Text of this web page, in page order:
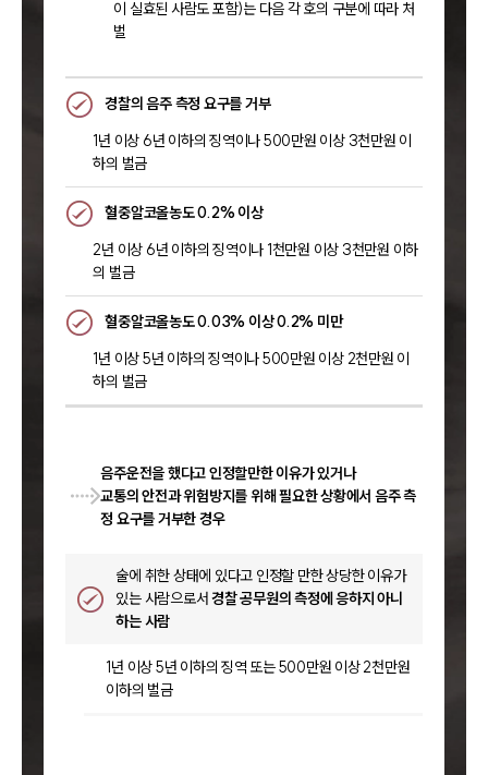
이 실효된 사람도 포함)는 다음 각 호의 구분에 따라 처
벌
경찰의 음주 측정 요구를 거부
1년 이상 6년 이하의 징역이나 500만원 이상 3천만원 이
하의 벌금
혈중알코올농도 0.2% 이상
2년 이상 6년 이하의 징역이나 1천만원 이상 3천만원 이하
의 벌금
혈중알코올농도 0.03% 이상 0.2% 미만
1년 이상 5년 이하의 징역이나 500만원 이상 2천만원 이
하의 벌금
음주운전을 했다고 인정할만한 이유가 있거나
교통의 안전과 위험방지를 위해 필요한 상황에서 음주 측
정 요구를 거부한 경우
술에 취한 상태에 있다고 인정할 만한 상당한 이유가
있는 사람으로서경찰 공무원의 측정에 응하지 아니
하는 사람
1년 이상 5년 이하의 징역 또는 500만원 이상 2천만원
이하의 벌금